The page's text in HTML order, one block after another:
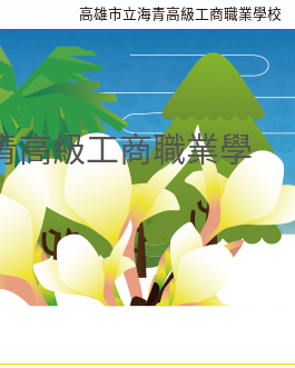
高雄市立海青高級工商職業學校
高級工商職業學